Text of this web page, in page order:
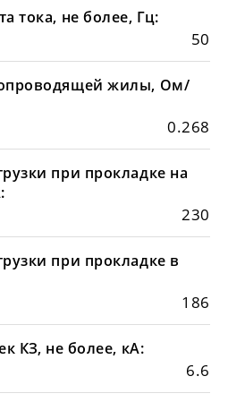
тока, не более, Гц:
50
жилы, Ом/
0.268
при прокладке на
230
при прокладке в
186
КЗ, не более, кА:
6.6